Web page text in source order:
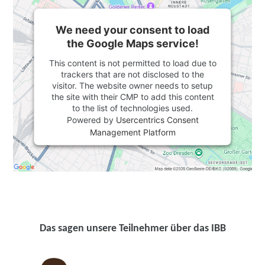
We need your consent to load
the Google Maps service!
This content is not permitted to load due to
trackers that are not disclosed to the
visitor. The website owner needs to setup
the site with their CMP to add this content
to the list of technologies used.
Powered by Usercentrics Consent
Management Platform
Das sagen unsere Teilnehmer über das IBB